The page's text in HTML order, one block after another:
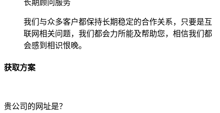
长期顾问服务
我们与众多客户都保持长期稳定的合作关系，只要是互
联网相关问题，我们都会力所能及帮助您，相信我们都
会感到相识恨晚。
获取方案
贵公司的网址是？